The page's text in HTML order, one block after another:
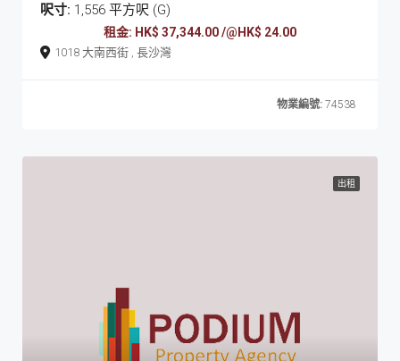
呎寸: 1,556 平方呎 (G)
租金: HK$ 37,344.00 /@HK$ 24.00
1018 大南西街 , 長沙灣
物業編號: 74538
出租